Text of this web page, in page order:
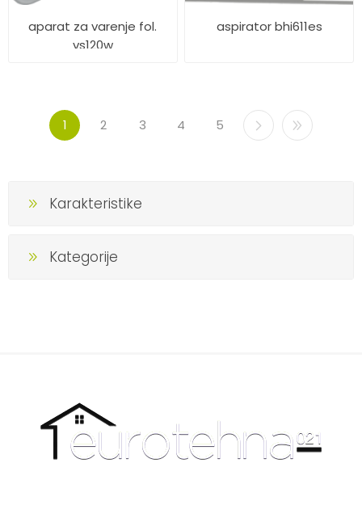
aparat za varenje fol.
vs120w
aspirator bhi611es
1 2 3 4 5
Karakteristike
Kategorije